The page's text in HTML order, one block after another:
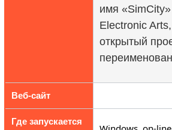
имя
Electronic
открытый
Веб-сайт
Где запускается